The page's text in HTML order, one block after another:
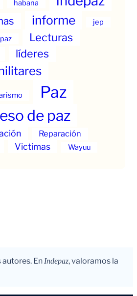
habana
informe
jep
Lecturas
líderes
Paz
de paz
Reparación
Victimas Wayuu
En Indepaz, valoramos la